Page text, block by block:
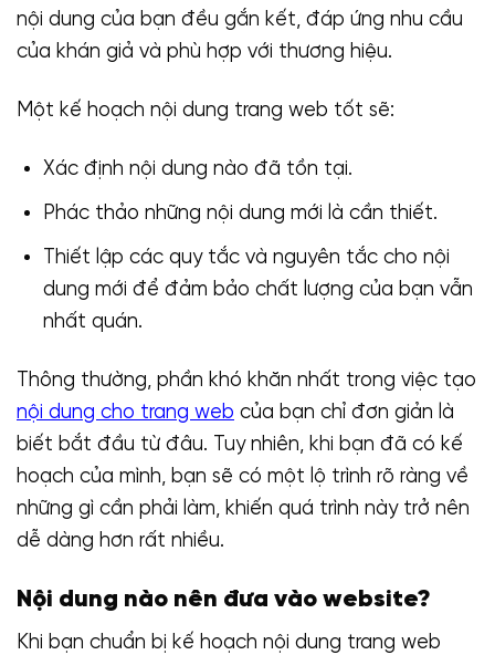
nội dung của bạn đều gắn kết, đáp ứng nhu cầu
của khán giả và phù hợp với thương hiệu.
Một kế hoạch nội dung trang web tốt sẽ:
Xác định nội dung nào đã tồn tại.
Phác thảo những nội dung mới là cần thiết.
Thiết lập các quy tắc và nguyên tắc cho nội
dung mới để đảm bảo chất lượng của bạn vẫn
nhất quán.
Thông thường, phần khó khăn nhất trong việc tạo
nội dung cho trang web của bạn chỉ đơn giản là
biết bắt đầu từ đâu. Tuy nhiên, khi bạn đã có kế
hoạch của mình, bạn sẽ có một lộ trình rõ ràng về
những gì cần phải làm, khiến quá trình này trở nên
dễ dàng hơn rất nhiều.
Nội dung nào nên đưa vào website?
Khi bạn chuẩn bị kế hoạch nội dung trang web